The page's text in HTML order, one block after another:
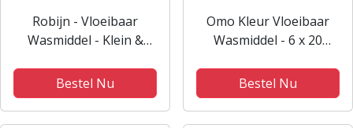
Robijn - Vloeibaar
Wasmiddel - Klein &
flessen - 88 wasbeurten
- Voordeelverpakking
Bestel Nu
Omo Kleur Vloeibaar
Wasmiddel - 6 x 20
Voordeelverpakking
Bestel Nu